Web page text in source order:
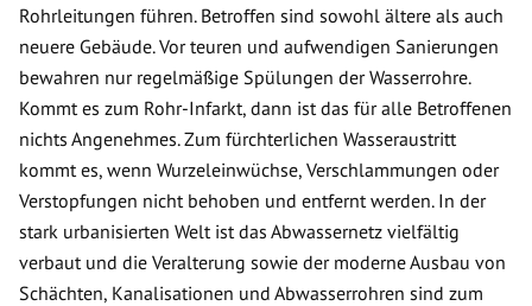
Rohrleitungen führen. Betroffen sind sowohl ältere als auch
neuere Gebäude. Vor teuren und aufwendigen Sanierungen
bewahren nur regelmäßige Spülungen der Wasserrohre.
Kommt es zum Rohr-Infarkt, dann ist das für alle Betroffenen
nichts Angenehmes. Zum fürchterlichen Wasseraustritt
kommt es, wenn Wurzeleinwüchse, Verschlammungen oder
Verstopfungen nicht behoben und entfernt werden. In der
stark urbanisierten Welt ist das Abwassernetz vielfältig
verbaut und die Veralterung sowie der moderne Ausbau von
Schächten, Kanalisationen und Abwasserrohren sind zum